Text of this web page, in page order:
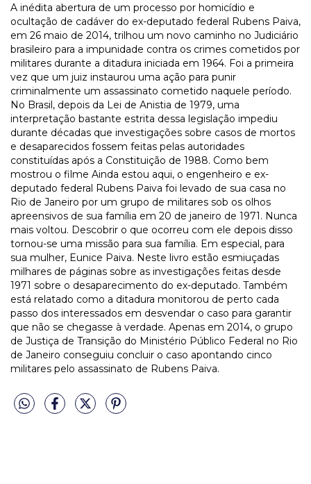
A inédita abertura de um processo por homicídio e
ocultação de cadáver do ex-deputado federal Rubens Paiva,
em 26 maio de 2014, trilhou um novo caminho no Judiciário
brasileiro para a impunidade contra os crimes cometidos por
militares durante a ditadura iniciada em 1964. Foi a primeira
vez que um juiz instaurou uma ação para punir
criminalmente um assassinato cometido naquele período.
No Brasil, depois da Lei de Anistia de 1979, uma
interpretação bastante estrita dessa legislação impediu
durante décadas que investigações sobre casos de mortos
e desaparecidos fossem feitas pelas autoridades
constituídas após a Constituição de 1988. Como bem
mostrou o filme Ainda estou aqui, o engenheiro e ex-
deputado federal Rubens Paiva foi levado de sua casa no
Rio de Janeiro por um grupo de militares sob os olhos
apreensivos de sua família em 20 de janeiro de 1971. Nunca
mais voltou. Descobrir o que ocorreu com ele depois disso
tornou-se uma missão para sua família. Em especial, para
sua mulher, Eunice Paiva. Neste livro estão esmiuçadas
milhares de páginas sobre as investigações feitas desde
1971 sobre o desaparecimento do ex-deputado. Também
está relatado como a ditadura monitorou de perto cada
passo dos interessados em desvendar o caso para garantir
que não se chegasse à verdade. Apenas em 2014, o grupo
de Justiça de Transição do Ministério Público Federal no Rio
de Janeiro conseguiu concluir o caso apontando cinco
militares pelo assassinato de Rubens Paiva.